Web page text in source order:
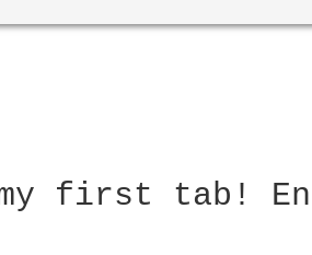
first tab!